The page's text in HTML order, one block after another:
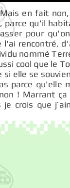
Mais en fait
parce qu'il
pour
rencontré,
nommé
cool que le
elle se
parce qu'elle
! Marrant
crois que